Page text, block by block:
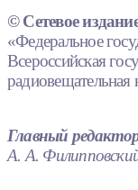
© Сетевое
«Федеральное
Всероссийская
Главный
А. А.